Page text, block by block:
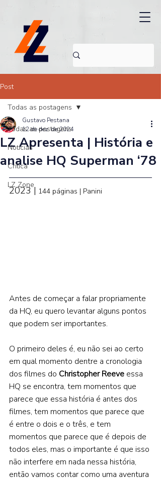
Post
Todas as postagens
Noticias
Crítica
LZ Zone
Todas as postagens
LZ Apresenta | História e
analise HQ Superman ‘78
Gustavo Pestana
12 de dez. de 2024
2023 | 144 páginas | Panini
Antes de começar a falar propriamente
da HQ, eu quero levantar alguns pontos
que podem ser importantes.
O primeiro deles é, eu não sei ao certo
em qual momento dentre a cronologia
dos filmes do Christopher Reeve essa
HQ se encontra, tem momentos que
parece que essa história é antes dos
filmes, tem momentos que parece que
é entre o dois e o três, e tem
momentos que parece que é depois de
todos eles, mas o importante é que isso
não interfere em nada nessa história,
então vamos contar como uma aventura